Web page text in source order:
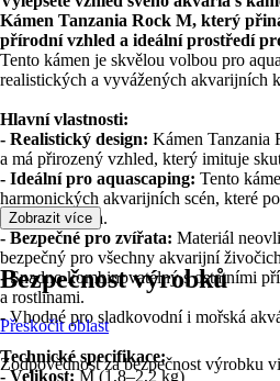
Kámen Tanzania Rock M, který
přírodní vzhled a ideální prostředí
Tento kámen je skvělou volbou pro
realistických a vyvážených akvarijních
Hlavní vlastnosti:
- Realistický design: Kámen Tanzania
a má přirozený vzhled, který imituje
- Ideální pro aquascaping: Tento
harmonických akvarijních scén, které
vašeho akvária.
- Bezpečné pro zvířata: Materiál
bezpečný pro všechny akvarijní
-Snadno kombinovatelný s ostatními
a rostlinami.
-Vhodné pro sladkovodní i mořská
Technické specifikace:
- Velikost:M (1,8–2,2 kg)
Zobrazit více
Bezpečnost výrobků
Přeskočit oblast
Zodpovědnost za bezpečnost výrobku